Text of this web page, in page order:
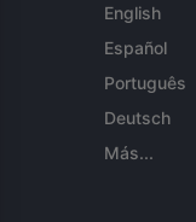
English
Español
Português
Deutsch
Más...